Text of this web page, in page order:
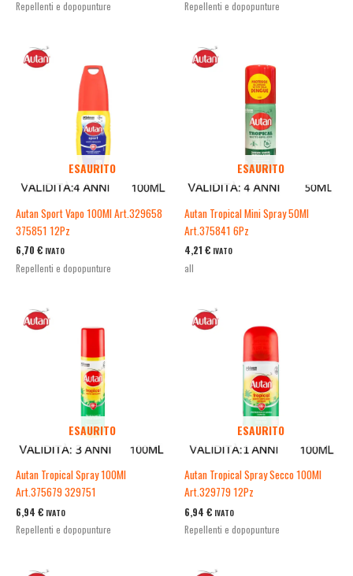
Repellenti e dopopunture Repellenti e dopopunture
ESAURITO
Autan Sport Vapo 100Ml Art.329658
375851 12Pz
6,70 € IVATO
Repellenti e dopopunture
ESAURITO
Autan Tropical Mini Spray 50Ml
Art.375841 6Pz
4,21 € IVATO
all
ESAURITO
Autan Tropical Spray 100Ml
Art.375679 329751
6,94 € IVATO
Repellenti e dopopunture
ESAURITO
Autan Tropical Spray Secco 100Ml
Art.329779 12Pz
6,94 € IVATO
Repellenti e dopopunture